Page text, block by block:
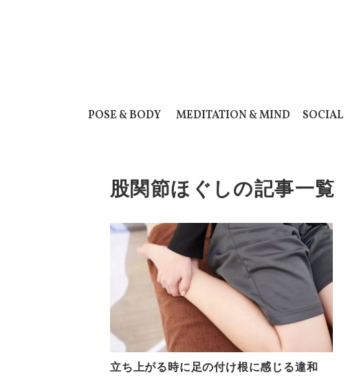
POSE & BODY MEDITATION & MIND SOCIAL
股関節ほぐしの記事一覧
立ち上がる時に足の付け根に感じる違和